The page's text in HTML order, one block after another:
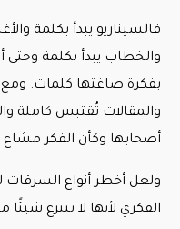
فالسيناريو يبدأ بكلمة
والخطاب يبدأ بكلمة وحتى
بفكرة صاغتها كلمات.
والمقالات تُقتبس كاملة
أصحابها وكأن الفكر مشاع
ولعل أخطر أنواع
الفكري لأنها لا تنتزع